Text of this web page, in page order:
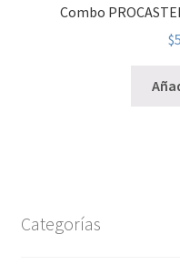
Combo
$
Categorías